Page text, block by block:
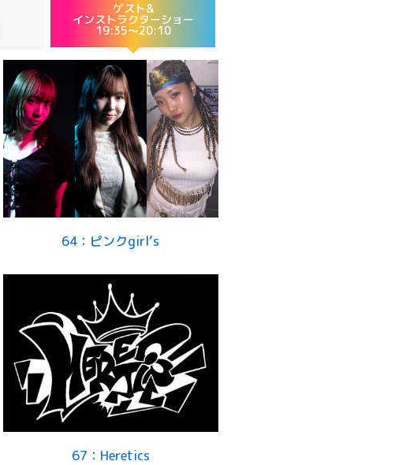
ゲスト&
インストラクターショー
19:35～20:10
64：ピンクgirl’s
67：Heretics